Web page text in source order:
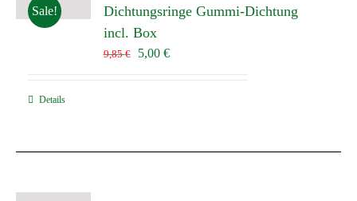
Sale!
Dichtungsringe Gummi-Dichtung
incl. Box
9,85€
Ursprünglicher
5,00 €Aktueller
Details